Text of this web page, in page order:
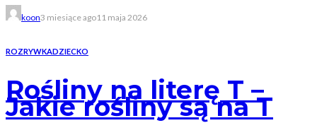
koon3 miesiące ago11 maja 2026
ROZRYWKADZIECKO
Rośliny na literę T –
Jakie rośliny są na T